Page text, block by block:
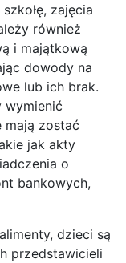
zajęcia
również
i majątkową
dowody na
lub ich brak.
wymienić
zostać
jak akty
o
bankowych,
dzieci są
przedstawicieli